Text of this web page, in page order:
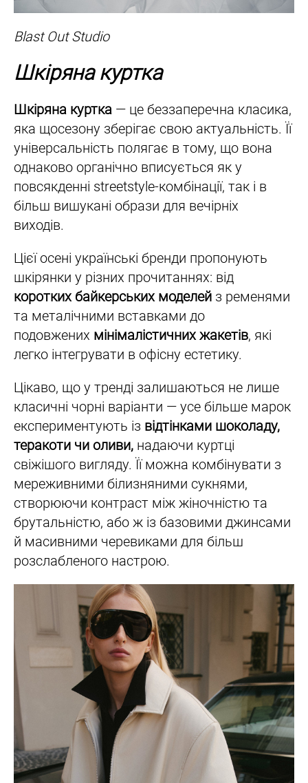
Blast Out Studio
Шкіряна куртка
Шкіряна куртка — це беззаперечна класика,
яка щосезону зберігає свою актуальність. Її
універсальність полягає в тому, що вона
однаково органічно вписується як у
повсякденні streetstyle-комбінації, так і в
більш вишукані образи для вечірніх
виходів.
Цієї осені українські бренди пропонують
шкірянки у різних прочитаннях: від
коротких байкерських моделей з ременями
та металічними вставками до
подовжених мінімалістичних жакетів, які
легко інтегрувати в офісну естетику.
Цікаво, що у тренді залишаються не лише
класичні чорні варіанти — усе більше марок
експериментують із відтінками шоколаду,
теракоти чи оливи, надаючи куртці
свіжішого вигляду. Її можна комбінувати з
мереживними білизняними сукнями,
створюючи контраст між жіночністю та
брутальністю, або ж із базовими джинсами
й масивними черевиками для більш
розслабленого настрою.